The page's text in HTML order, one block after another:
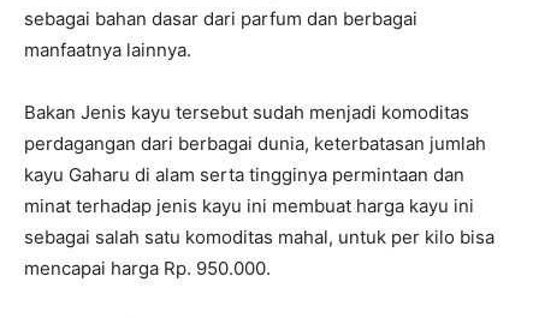
sebagai bahan dasar dari parfum dan berbagai
manfaatnya lainnya.
Bakan Jenis kayu tersebut sudah menjadi komoditas
perdagangan dari berbagai dunia, keterbatasan jumlah
kayu Gaharu di alam serta tingginya permintaan dan
minat terhadap jenis kayu ini membuat harga kayu ini
sebagai salah satu komoditas mahal, untuk per kilo bisa
mencapai harga Rp. 950.000.